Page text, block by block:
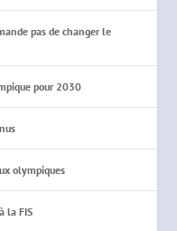
pas de changer le
pour 2030
olympiques
la FIS